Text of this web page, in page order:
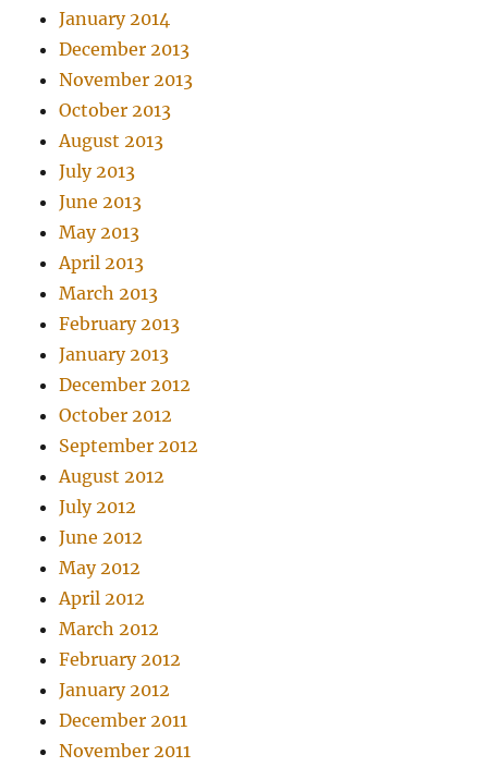
January 2014
December 2013
November 2013
October 2013
August 2013
July 2013
June 2013
May 2013
April 2013
March 2013
February 2013
January 2013
December 2012
October 2012
September 2012
August 2012
July 2012
June 2012
May 2012
April 2012
March 2012
February 2012
January 2012
December 2011
November 2011